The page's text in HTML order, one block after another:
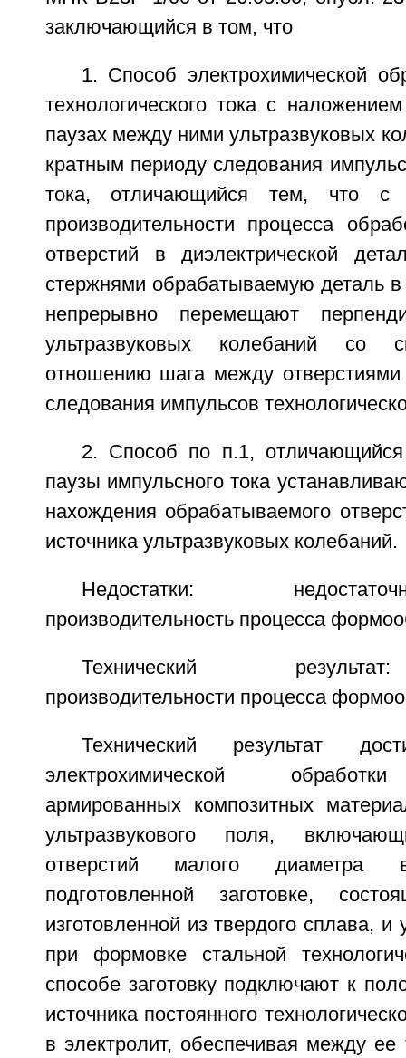
заключающийся в том, что
1. Способ электрохимической
технологического тока с
паузах между ними ультразвуковых
кратным периоду следования
тока, отличающийся тем, что с
производительности процесса
отверстий в диэлектрической
стержнями обрабатываемую деталь в
непрерывно перемещают
ультразвуковых колебаний со
отношению шага между
следования импульсов
2. Способ по п.1,
паузы импульсного тока
нахождения обрабатываемого
источника ультразвуковых колебаний.
Недостатки:
производительность процесса
Технический
производительности процесса
Технический результат
электрохимической
армированных композитных
ультразвукового поля,
отверстий малого диаметра в
подготовленной заготовке,
изготовленной из твердого сплава, и
при формовке стальной
способе заготовку подключают к
источника постоянного
в электролит, обеспечивая между